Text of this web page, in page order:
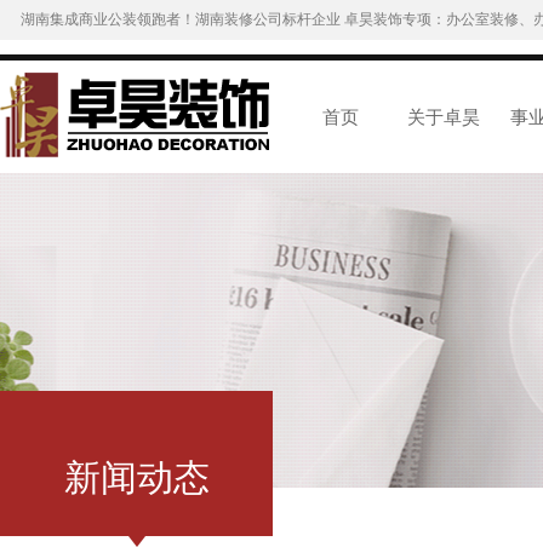
湖南集成商业公装领跑者！湖南装修公司标杆企业 卓昊装饰专项：办公室装修
首页 关于卓昊 事
新闻动态